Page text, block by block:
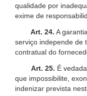
qualidade por
exime de
Art. 24. A
serviço independe de
contratual do
Art. 25. É
que impossibilite,
indenizar prevista